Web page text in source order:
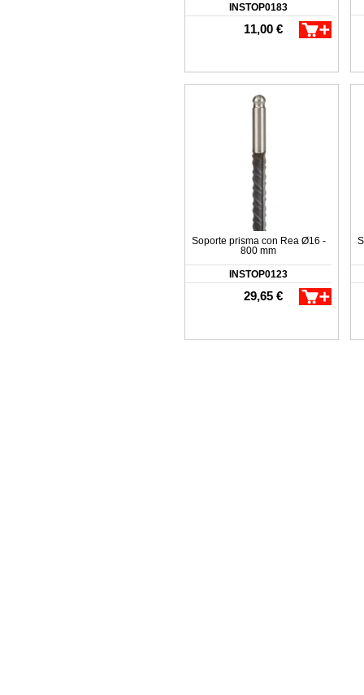
INSTOP0183
11,00 €
Soporte prisma con Rea Ø16 -
800 mm
INSTOP0123
29,65 €